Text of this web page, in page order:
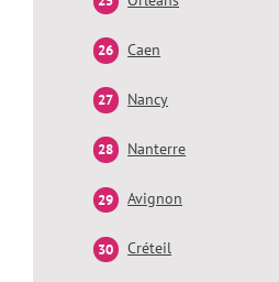
Caen
Nancy
Nanterre
Avignon
Créteil